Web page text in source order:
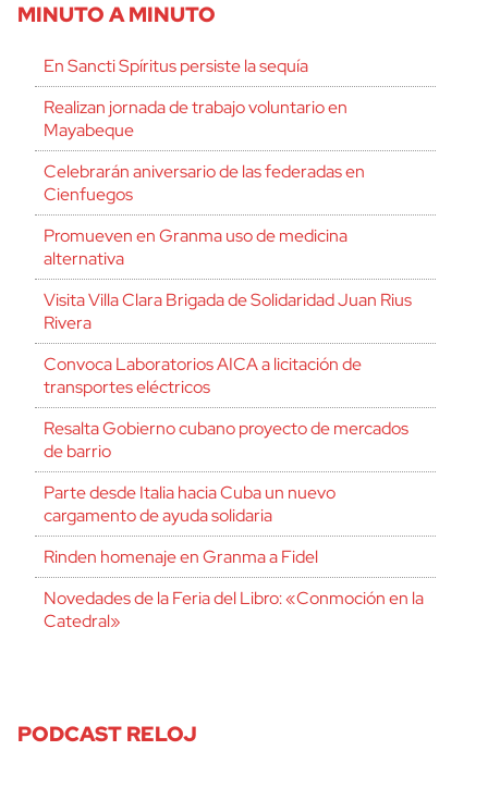
MINUTO A MINUTO
En Sancti Spíritus persiste la sequía
Realizan jornada de trabajo voluntario en
Mayabeque
Celebrarán aniversario de las federadas en
Cienfuegos
Promueven en Granma uso de medicina
alternativa
Visita Villa Clara Brigada de Solidaridad Juan Rius
Rivera
Convoca Laboratorios AICA a licitación de
transportes eléctricos
Resalta Gobierno cubano proyecto de mercados
de barrio
Parte desde Italia hacia Cuba un nuevo
cargamento de ayuda solidaria
Rinden homenaje en Granma a Fidel
Novedades de la Feria del Libro: «Conmoción en la
Catedral»
PODCAST RELOJ